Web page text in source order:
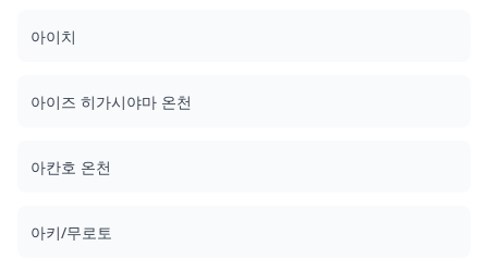
코스 요금이며, 시음 없이 투어만 참여하는 코스도 문의를 통
니다.
아이치
아이즈 히가시야마 온천
아칸호 온천
아키/무로토